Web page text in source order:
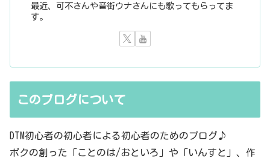
最近、可不さんや音街ウナさんにも歌ってもらってま
す。
このブログについて
DTM初心者の初心者による初心者のためのブログ♪
ボクの創った「ことのは/おといろ」や「いんすと」、作